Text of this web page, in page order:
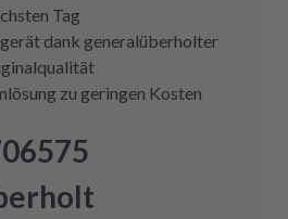
Tag
dank generalüberholter
zu geringen Kosten